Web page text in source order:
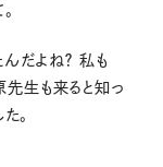
だよね？ 私も
生も来ると知っ
。